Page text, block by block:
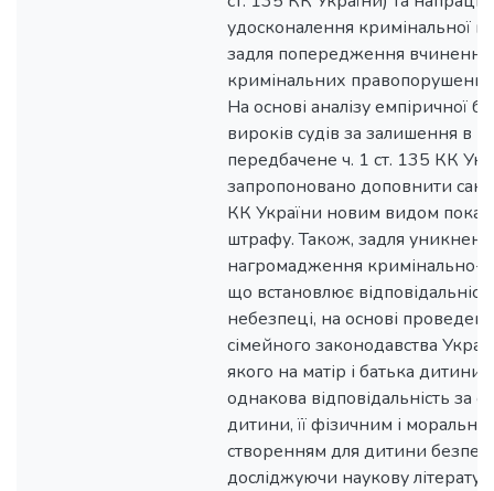
удосконалення кримінальної
задля попередження вчинення
кримінальних правопорушень
На основі аналізу емпіричної
вироків судів за залишення в
передбачене ч. 1 ст. 135 КК
запропоновано доповнити
КК України новим видом
штрафу. Також, задля
нагромадження кримінально-
що встановлює
небезпеці, на основі
сімейного законодавства
якого на матір і батька дитини
однакова відповідальність за
дитини, її фізичним і
створенням для дитини
досліджуючи наукову